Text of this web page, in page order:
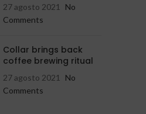
27 agosto 2021
No
Comments
Collar brings back
coffee brewing ritual
27 agosto 2021
No
Comments